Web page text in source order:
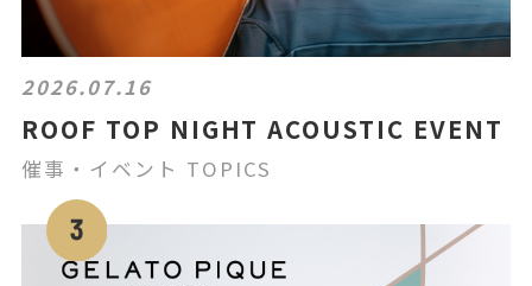
2026.07.16
ROOF TOP NIGHT ACOUSTIC EVENT
催事・イベント TOPICS